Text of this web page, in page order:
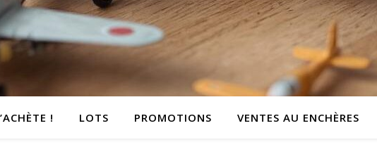
! LOTS PROMOTIONS VENTES AU ENCHÈRES